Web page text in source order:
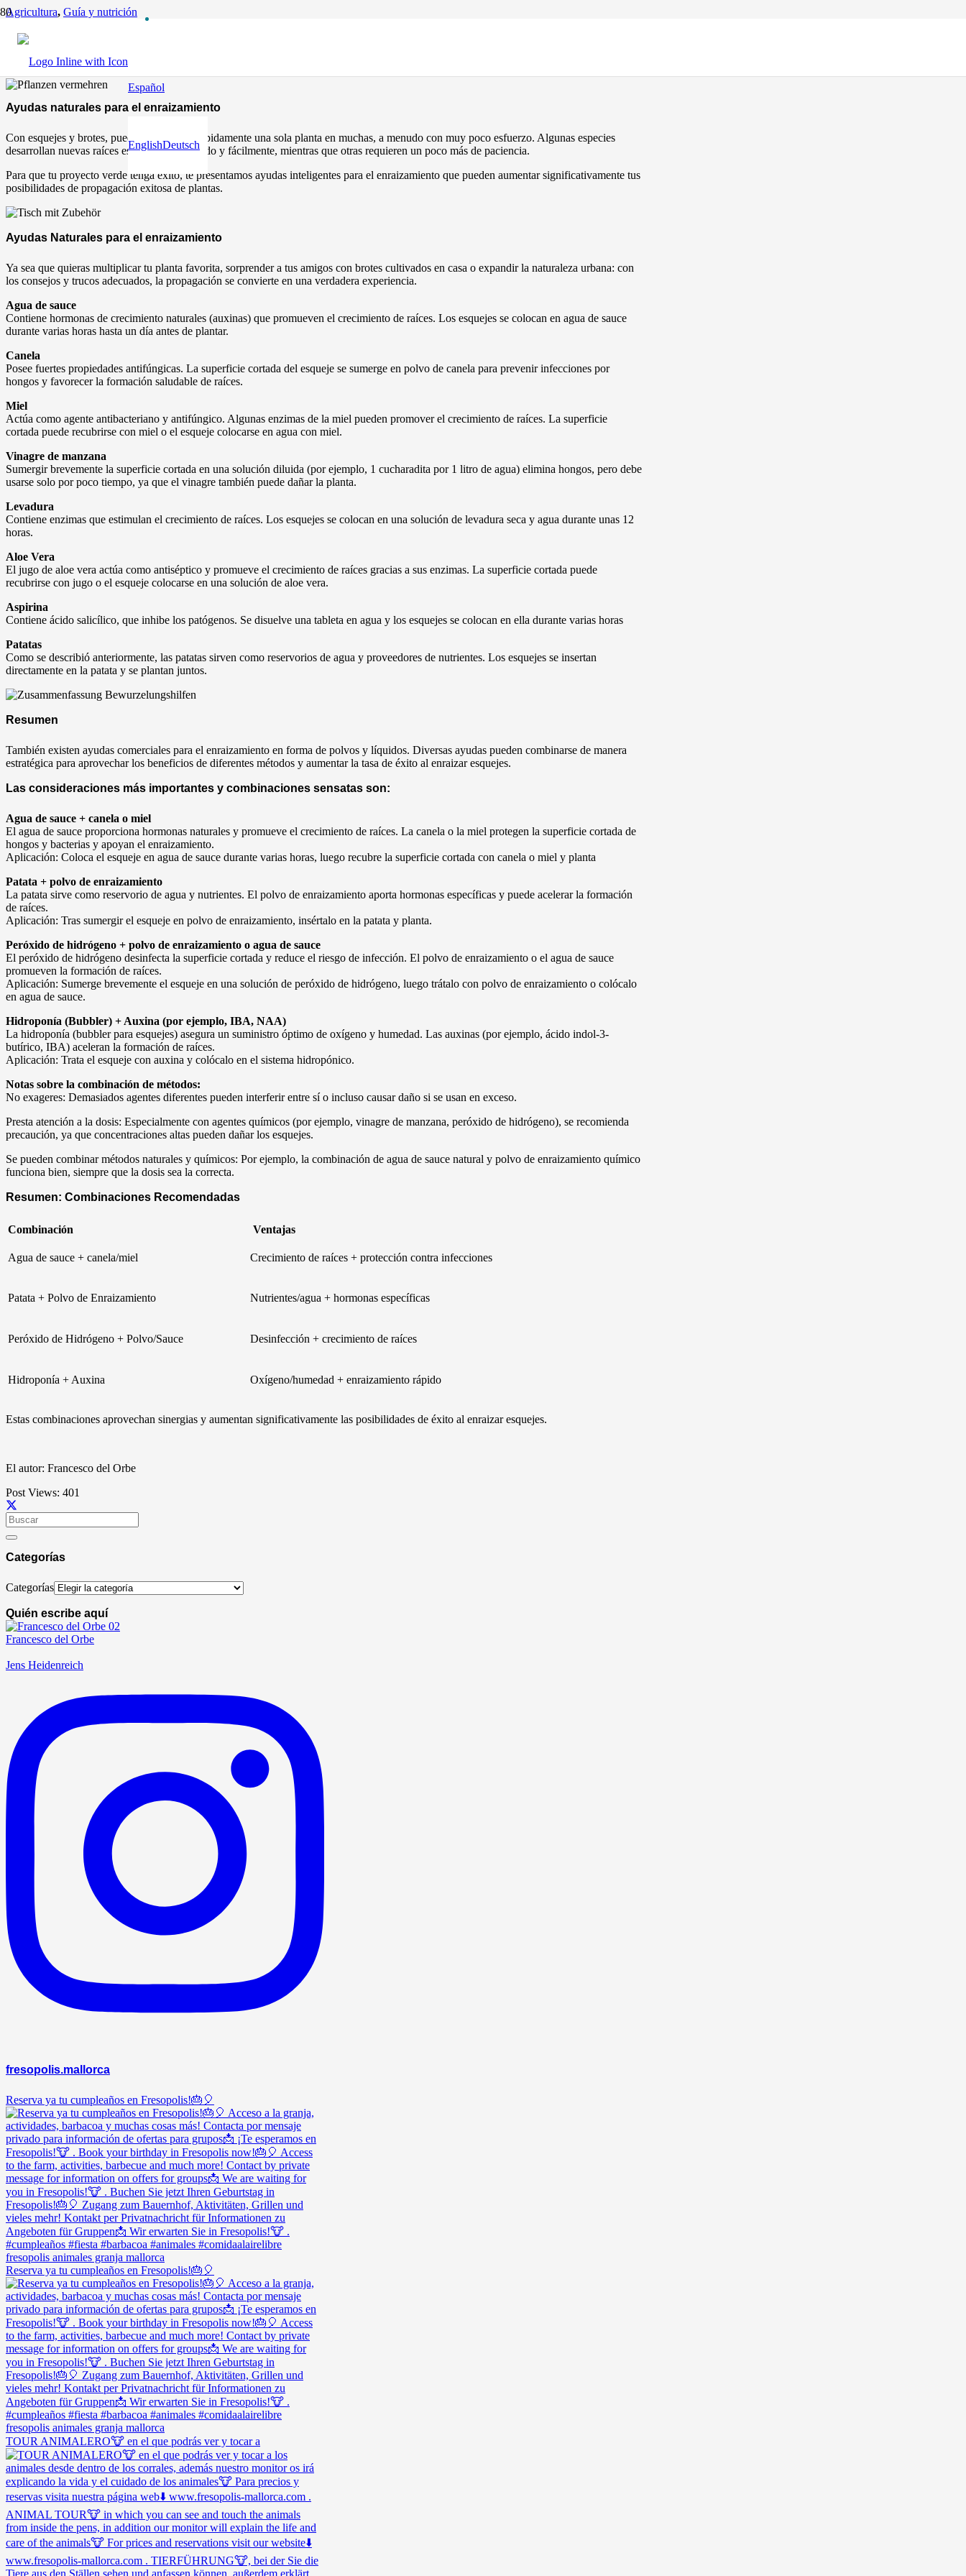
Español
EnglishDeutsch
Agricultura, Guía y nutrición
Ayudas naturales para el enraizamiento
Con esquejes y brotes, puedes multiplicar rápidamente una sola planta en muchas, a menudo con muy poco esfuerzo. Algunas especies
desarrollan nuevas raíces especialmente rápido y fácilmente, mientras que otras requieren un poco más de paciencia.
Para que tu proyecto verde tenga éxito, te presentamos ayudas inteligentes para el enraizamiento que pueden aumentar significativamente tus
posibilidades de propagación exitosa de plantas.
Ayudas Naturales para el enraizamiento
Ya sea que quieras multiplicar tu planta favorita, sorprender a tus amigos con brotes cultivados en casa o expandir la naturaleza urbana: con
los consejos y trucos adecuados, la propagación se convierte en una verdadera experiencia.
Agua de sauce
Contiene hormonas de crecimiento naturales (auxinas) que promueven el crecimiento de raíces. Los esquejes se colocan en agua de sauce
durante varias horas hasta un día antes de plantar.
Canela
Posee fuertes propiedades antifúngicas. La superficie cortada del esqueje se sumerge en polvo de canela para prevenir infecciones por
hongos y favorecer la formación saludable de raíces.
Miel
Actúa como agente antibacteriano y antifúngico. Algunas enzimas de la miel pueden promover el crecimiento de raíces. La superficie
cortada puede recubrirse con miel o el esqueje colocarse en agua con miel.
Vinagre de manzana
Sumergir brevemente la superficie cortada en una solución diluida (por ejemplo, 1 cucharadita por 1 litro de agua) elimina hongos, pero debe
usarse solo por poco tiempo, ya que el vinagre también puede dañar la planta.
Levadura
Contiene enzimas que estimulan el crecimiento de raíces. Los esquejes se colocan en una solución de levadura seca y agua durante unas 12
horas.
Aloe Vera
El jugo de aloe vera actúa como antiséptico y promueve el crecimiento de raíces gracias a sus enzimas. La superficie cortada puede
recubrirse con jugo o el esqueje colocarse en una solución de aloe vera.
Aspirina
Contiene ácido salicílico, que inhibe los patógenos. Se disuelve una tableta en agua y los esquejes se colocan en ella durante varias horas
Patatas
Como se describió anteriormente, las patatas sirven como reservorios de agua y proveedores de nutrientes. Los esquejes se insertan
directamente en la patata y se plantan juntos.
Resumen
También existen ayudas comerciales para el enraizamiento en forma de polvos y líquidos. Diversas ayudas pueden combinarse de manera
estratégica para aprovechar los beneficios de diferentes métodos y aumentar la tasa de éxito al enraizar esquejes.
Las consideraciones más importantes y combinaciones sensatas son:
Agua de sauce + canela o miel
El agua de sauce proporciona hormonas naturales y promueve el crecimiento de raíces. La canela o la miel protegen la superficie cortada de
hongos y bacterias y apoyan el enraizamiento.
Aplicación: Coloca el esqueje en agua de sauce durante varias horas, luego recubre la superficie cortada con canela o miel y planta
Patata + polvo de enraizamiento
La patata sirve como reservorio de agua y nutrientes. El polvo de enraizamiento aporta hormonas específicas y puede acelerar la formación
de raíces.
Aplicación: Tras sumergir el esqueje en polvo de enraizamiento, insértalo en la patata y planta.
Peróxido de hidrógeno + polvo de enraizamiento o agua de sauce
El peróxido de hidrógeno desinfecta la superficie cortada y reduce el riesgo de infección. El polvo de enraizamiento o el agua de sauce
promueven la formación de raíces.
Aplicación: Sumerge brevemente el esqueje en una solución de peróxido de hidrógeno, luego trátalo con polvo de enraizamiento o colócalo
en agua de sauce.
Hidroponía (Bubbler) + Auxina (por ejemplo, IBA, NAA)
La hidroponía (bubbler para esquejes) asegura un suministro óptimo de oxígeno y humedad. Las auxinas (por ejemplo, ácido indol-3-
butírico, IBA) aceleran la formación de raíces.
Aplicación: Trata el esqueje con auxina y colócalo en el sistema hidropónico.
Notas sobre la combinación de métodos:
No exageres: Demasiados agentes diferentes pueden interferir entre sí o incluso causar daño si se usan en exceso.
Presta atención a la dosis: Especialmente con agentes químicos (por ejemplo, vinagre de manzana, peróxido de hidrógeno), se recomienda
precaución, ya que concentraciones altas pueden dañar los esquejes.
Se pueden combinar métodos naturales y químicos: Por ejemplo, la combinación de agua de sauce natural y polvo de enraizamiento químico
funciona bien, siempre que la dosis sea la correcta.
Resumen: Combinaciones Recomendadas
Combinación Ventajas
Agua de sauce + canela/miel Crecimiento de raíces + protección contra infecciones
Patata + Polvo de Enraizamiento Nutrientes/agua + hormonas específicas
Peróxido de Hidrógeno + Polvo/Sauce Desinfección + crecimiento de raíces
Hidroponía + Auxina Oxígeno/humedad + enraizamiento rápido
Estas combinaciones aprovechan sinergias y aumentan significativamente las posibilidades de éxito al enraizar esquejes.
El autor: Francesco del Orbe
Post Views: 401
Categorías
Categorías
Quién escribe aquí
Francesco del Orbe
Jens Heidenreich
fresopolis.mallorca
Reserva ya tu cumpleaños en Fresopolis!🎂🎈
Reserva ya tu cumpleaños en Fresopolis!🎂🎈
TOUR ANIMALERO🐮 en el que podrás ver y tocar a